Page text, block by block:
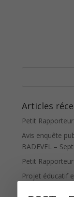
Articles
Petit
Avis enquête
BADEVEL –
Petit
Projet éducatif